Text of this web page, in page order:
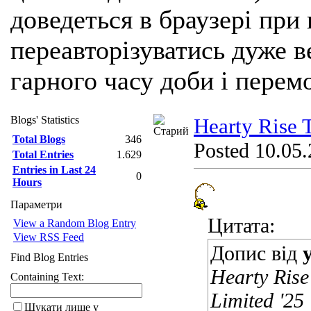
доведеться в браузері
переавторізуватись
гарного часу доби і
Hearty Rise
Posted
Цитата:
Допис від
Hearty
Limited
Blogs' Statistics
Total Blogs
346
Total Entries
1.629
Entries in Last 24
Hours
0
Параметри
View a Random Blog Entry
View RSS Feed
Find Blog Entries
Containing Text:
Шукати лише у